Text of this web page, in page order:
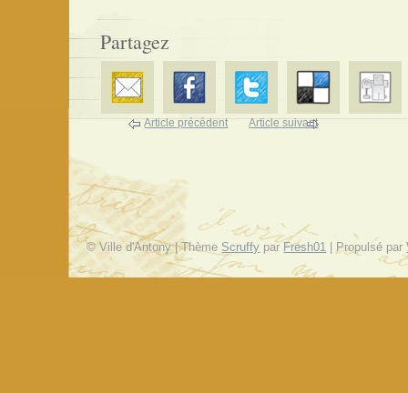
Partagez
Article précédent Article suivant
© Ville d'Antony | Thème Scruffy par Fresh01 | Propulsé par